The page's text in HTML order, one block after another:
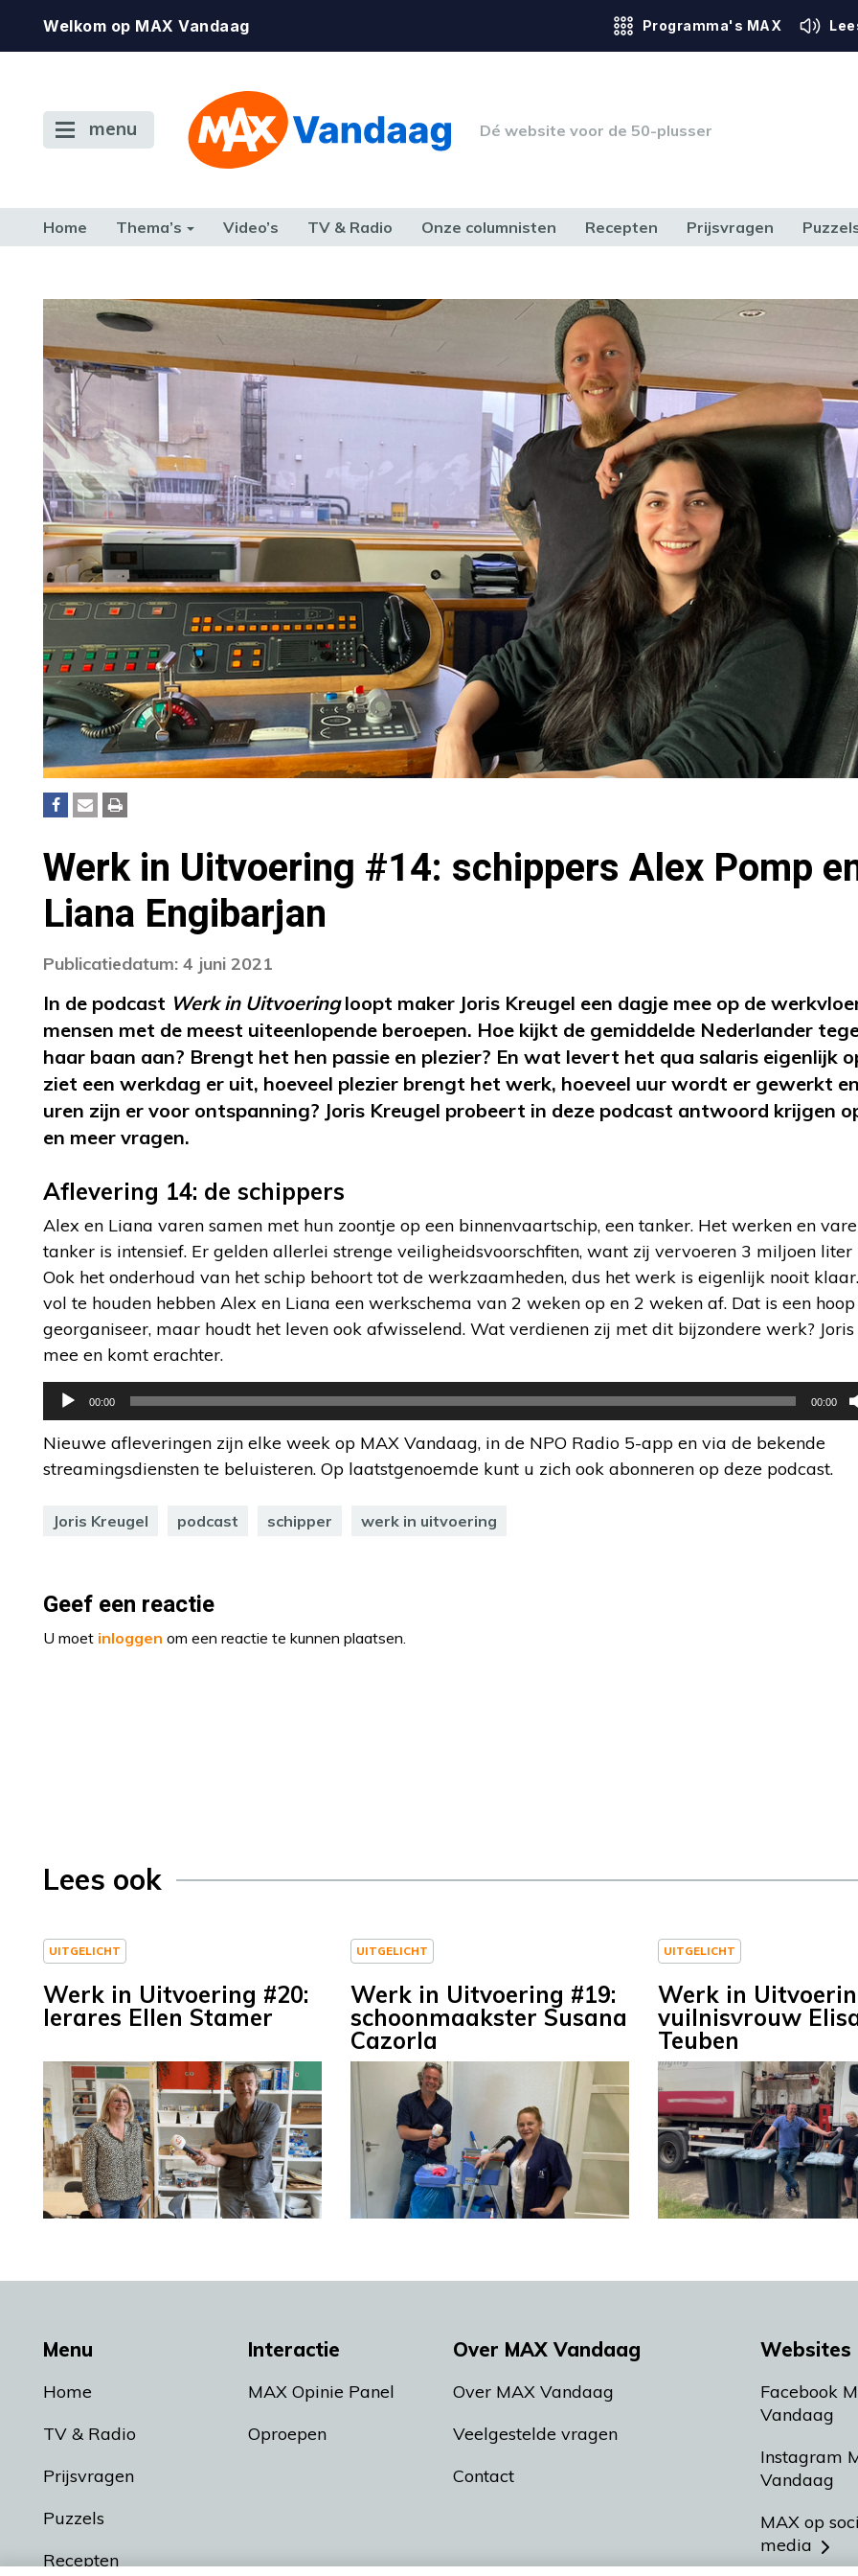
Welkom op MAX Vandaag Programma's MAX
menu Dé website voor de 50-plusser
Home Thema’s Video’s TV & Radio Onze columnisten Recepten Prijsvragen
Werk in Uitvoering #14: schippers Alex Pomp
Liana Engibarjan
Publicatiedatum: 4 juni 2021
In de podcast Werk in Uitvoeringloopt maker Joris Kreugel een dagje mee op de
mensen met de meest uiteenlopende beroepen. Hoe kijkt de gemiddelde Nederlander
haar baan aan? Brengt het hen passie en plezier? En wat levert het qua salaris eigenlijk
ziet een werkdag er uit, hoeveel plezier brengt het werk, hoeveel uur wordt er gewerkt
uren zijn er voor ontspanning? Joris Kreugel probeert in deze podcast antwoord krijgen
en meer vragen.
Aflevering 14: de schippers
Alex en Liana varen samen met hun zoontje op een binnenvaartschip, een tanker. Het werken en
tanker is intensief. Er gelden allerlei strenge veiligheidsvoorschfiten, want zij vervoeren 3 miljoen liter
Ook het onderhoud van het schip behoort tot de werkzaamheden, dus het werk is eigenlijk nooit
vol te houden hebben Alex en Liana een werkschema van 2 weken op en 2 weken af. Dat is een hoop
georganiseer, maar houdt het leven ook afwisselend. Wat verdienen zij met dit bijzondere werk?
mee en komt erachter.
Audiospeler
00:00 00:00
Nieuwe afleveringen zijn elke week op MAX Vandaag, in de NPO Radio 5-app en via de bekende
streamingsdiensten te beluisteren. Op laatstgenoemde kunt u zich ook abonneren op deze podcast.
Joris Kreugel podcast schipper werk in uitvoering
Geef een reactie
U moet inloggen om een reactie te kunnen plaatsen.
Lees ook
UITGELICHT
Werk in Uitvoering #20:
lerares Ellen Stamer
UITGELICHT
Werk in Uitvoering #19:
schoonmaakster Susana
Cazorla
UITGELICHT
Werk in
vuilnisvrouw
Teuben
Menu
Home
TV & Radio
Prijsvragen
Puzzels
Recepten
Interactie
MAX Opinie Panel
Oproepen
Over MAX Vandaag
Over MAX Vandaag
Veelgestelde vragen
Contact
Websites
Facebook
Vandaag
Instagram
Vandaag
MAX op
media